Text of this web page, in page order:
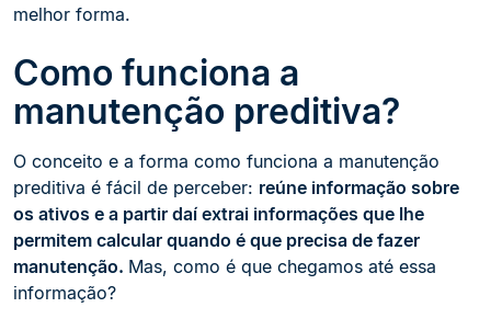
melhor forma.
Como funciona a
manutenção preditiva?
O conceito e a forma como funciona a manutenção
preditiva é fácil de perceber: reúne informação sobre
os ativos e a partir daí extrai informações que lhe
permitem calcular quando é que precisa de fazer
manutenção. Mas, como é que chegamos até essa
informação?